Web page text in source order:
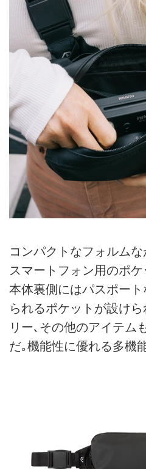
コンパクトなフォルム
スマートフォン用のポ
本体裏側にはパスポー
られるポケットが設け
リー､その他のアイテム
だ｡機能性に優れる多機